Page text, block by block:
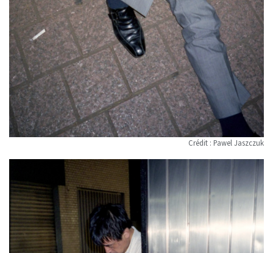
Crédit : Pawel Jaszczuk